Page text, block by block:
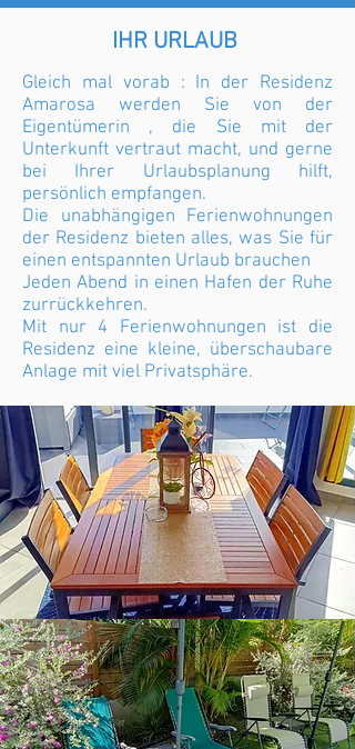
IHR URLAUB
Gleich mal vorab : In der Residenz
Amarosa werden Sie von der
Eigentümerin , die Sie mit der
Unterkunft vertraut macht, und gerne
bei Ihrer Urlaubsplanung hilft,
persönlich empfangen.
Die unabhängigen Ferienwohnungen
der Residenz bieten alles, was Sie für
einen entspannten Urlaub brauchen
Jeden Abend in einen Hafen der Ruhe
zurrückkehren.
Mit nur 4 Ferienwohnungen ist die
Residenz eine kleine, überschaubare
Anlage mit viel Privatsphäre.